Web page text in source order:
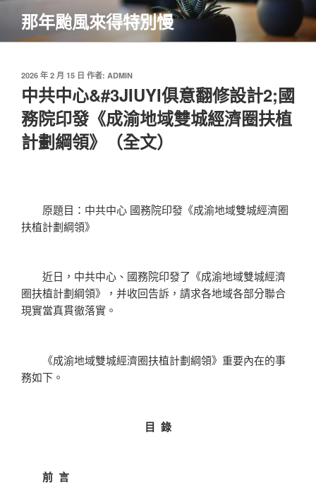
主
那年颱風來得特別慢
發
於
2026 年 2 月 15 日 作者: ADMIN
中共中心&#3JIUYI俱意翻修設計2;國
務院印發《成渝地域雙城經濟圈扶植
計劃綱領》（全文）
原題目：中共中心 國務院印發《成渝地域雙城經濟圈
扶植計劃綱領》
近日，中共中心、國務院印發了《成渝地域雙城經濟
圈扶植計劃綱領》，并收回告訴，請求各地域各部分聯合
現實當真貫徹落實。
《成渝地域雙城經濟圈扶植計劃綱領》重要內在的事
務如下。
目 錄
前 言